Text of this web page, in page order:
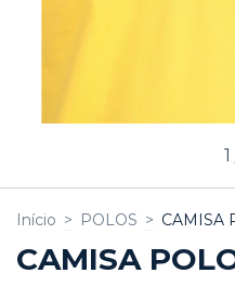
1
Início > POLOS > CAMISA
CAMISA